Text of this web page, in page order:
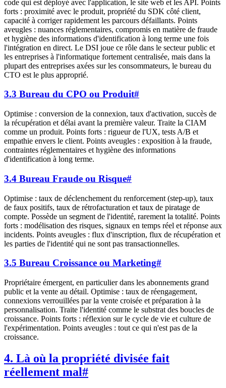
code qui est déployé avec l'application, le site web et les API. Points
forts : proximité avec le produit, propriété du SDK côté client,
capacité à corriger rapidement les parcours défaillants. Points
aveugles : nuances réglementaires, compromis en matière de fraude
et hygiène des informations d'identification à long terme une fois
l'intégration en direct. Le DSI joue ce rôle dans le secteur public et
les entreprises à l'informatique fortement centralisée, mais dans la
plupart des entreprises axées sur les consommateurs, le bureau du
CTO est le plus approprié.
3.3 Bureau du CPO ou Produit#
Optimise : conversion de la connexion, taux d'activation, succès de
la récupération et délai avant la première valeur. Traite la CIAM
comme un produit. Points forts : rigueur de l'UX, tests A/B et
empathie envers le client. Points aveugles : exposition à la fraude,
contraintes réglementaires et hygiène des informations
d'identification à long terme.
3.4 Bureau Fraude ou Risque#
Optimise : taux de déclenchement du renforcement (step-up), taux
de faux positifs, taux de rétrofacturation et taux de piratage de
compte. Possède un segment de l'identité, rarement la totalité. Points
forts : modélisation des risques, signaux en temps réel et réponse aux
incidents. Points aveugles : flux d'inscription, flux de récupération et
les parties de l'identité qui ne sont pas transactionnelles.
3.5 Bureau Croissance ou Marketing#
Propriétaire émergent, en particulier dans les abonnements grand
public et la vente au détail. Optimise : taux de réengagement,
connexions verrouillées par la vente croisée et préparation à la
personnalisation. Traite l'identité comme le substrat des boucles de
croissance. Points forts : réflexion sur le cycle de vie et culture de
l'expérimentation. Points aveugles : tout ce qui n'est pas de la
croissance.
4. Là où la propriété divisée fait
réellement mal#